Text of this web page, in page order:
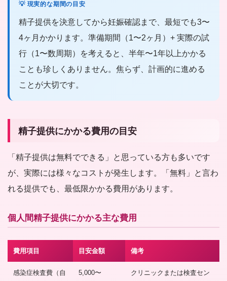
💡 現実的な期間の目安
精子提供を決意してから妊娠確認まで、最短でも3〜
4ヶ月かかります。準備期間（1〜2ヶ月）+ 実際の試
行（1〜数周期）を考えると、半年〜1年以上かかる
ことも珍しくありません。焦らず、計画的に進める
ことが大切です。
精子提供にかかる費用の目安
「精子提供は無料でできる」と思っている方も多いです
が、実際には様々なコストが発生します。「無料」と言わ
れる提供でも、最低限かかる費用があります。
個人間精子提供にかかる主な費用
費用項目 目安金額 備考
感染症検査費（自
5,000〜
クリニックまたは検査セン